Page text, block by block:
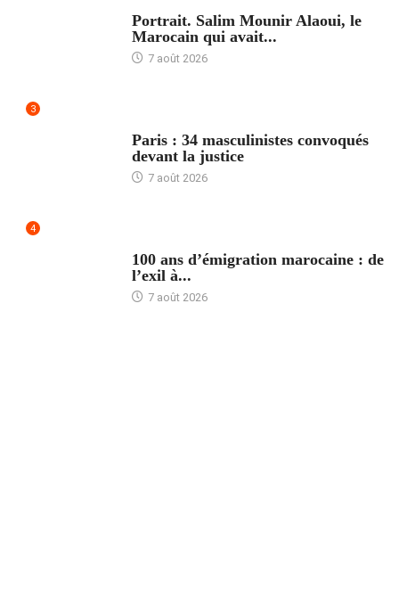
Portrait. Salim Mounir Alaoui, le
Marocain qui avait...
7 août 2026
3
Paris : 34 masculinistes convoqués
devant la justice
7 août 2026
4
100 ans d’émigration marocaine : de
l’exil à...
7 août 2026